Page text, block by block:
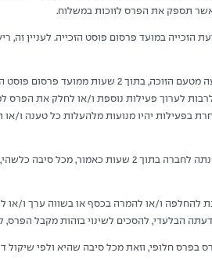
תספק את הפרס לזוכות במשלוח.
הזכייה במועד פרסום פוסט הזכייה. לעניין זה,
במידה ולא תתקבל אצל החברה הודעה מטעם
לערוך פעילות נוספת ו/או לחלק את
בפעילות יהיו מנועות מלהעלות כל טענה ו/
למען הסר ספק יובהר, כי זוכה שלא פנתה לחברה
להחלפה ו/או להמרה בכסף או בשווה ערך ו/
הבלעדי, להסכים לשינוי בזהות מקבל
חלופי, וזאת מכל סיבה שהיא ולפי שיקול